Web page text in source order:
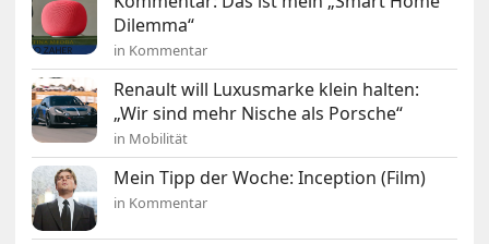
Dilemma“
in Kommentar
Renault will Luxusmarke klein halten:
„Wir sind mehr Nische als Porsche“
in Mobilität
Mein Tipp der Woche: Inception (Film)
in Kommentar